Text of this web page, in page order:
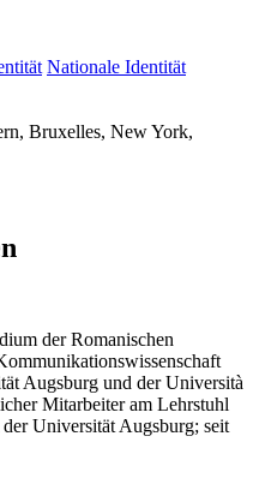
Nationale Identität
Bruxelles, New York,
der Romanischen
Augsburg und der Università
Mitarbeiter am Lehrstuhl
Universität Augsburg; seit